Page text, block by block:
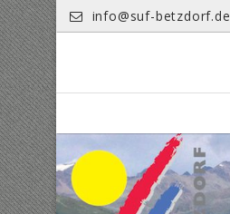
Skip
to
content
info@suf-betzdorf.de